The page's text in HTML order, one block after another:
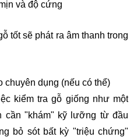
và độ cứng
tốt sẽ phát ra âm thanh trong
chuyên dụng (nếu có thể)
kiểm tra gỗ giống như một
cần "khám" kỹ lưỡng từ đầu
bỏ sót bất kỳ "triệu chứng"